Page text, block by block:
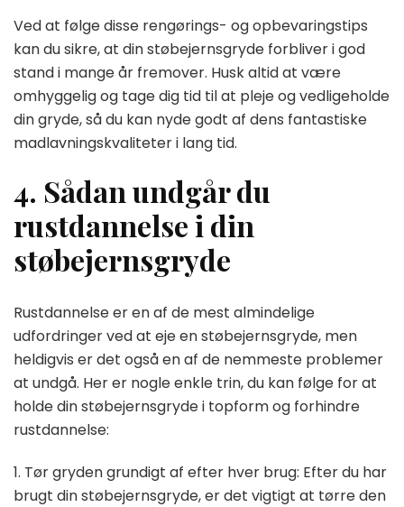
Ved at følge disse rengørings- og opbevaringstips
kan du sikre, at din støbejernsgryde forbliver i god
stand i mange år fremover. Husk altid at være
omhyggelig og tage dig tid til at pleje og vedligeholde
din gryde, så du kan nyde godt af dens fantastiske
madlavningskvaliteter i lang tid.
4. Sådan undgår du
rustdannelse i din
støbejernsgryde
Rustdannelse er en af de mest almindelige
udfordringer ved at eje en støbejernsgryde, men
heldigvis er det også en af de nemmeste problemer
at undgå. Her er nogle enkle trin, du kan følge for at
holde din støbejernsgryde i topform og forhindre
rustdannelse:
1. Tør gryden grundigt af efter hver brug: Efter du har
brugt din støbejernsgryde, er det vigtigt at tørre den